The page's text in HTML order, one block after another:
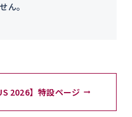
ん。
2026】特設ページ